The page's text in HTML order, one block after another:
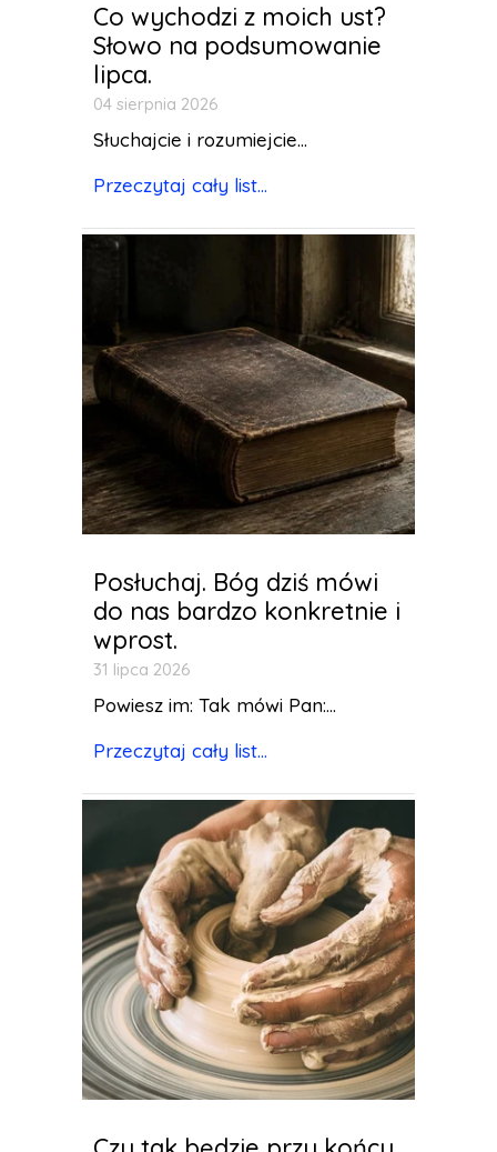
Co wychodzi z moich ust?
Słowo na podsumowanie
lipca.
04 sierpnia 2026
Słuchajcie i rozumiejcie...
Przeczytaj cały list...
Posłuchaj. Bóg dziś mówi
do nas bardzo konkretnie i
wprost.
31 lipca 2026
Powiesz im: Tak mówi Pan:...
Przeczytaj cały list...